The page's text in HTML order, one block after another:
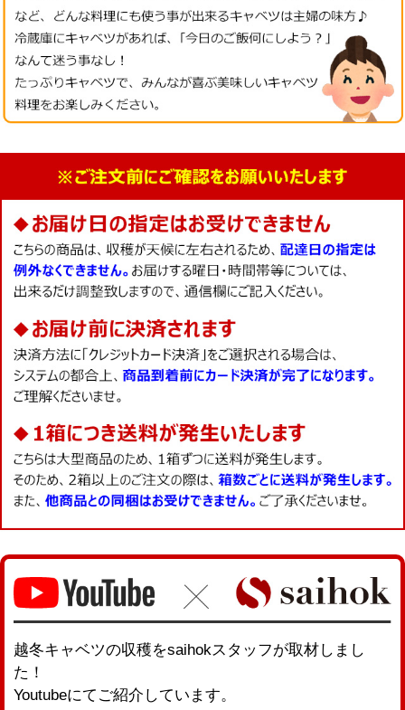
越冬キャベツの収穫をsaihokスタッフが取材しまし
た！
Youtubeにてご紹介しています。